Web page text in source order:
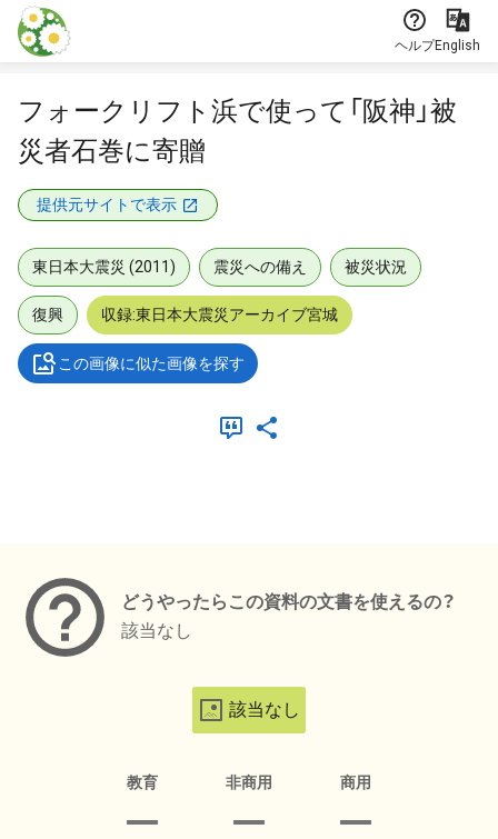
本文に飛ぶ
ヘルプEnglish
フォークリフト浜で使って「阪神」被
災者石巻に寄贈
提供元サイトで表示
東日本大震災 (2011) 震災への備え 被災状況
復興 収録:東日本大震災アーカイブ宮城
この画像に似た画像を探す
どうやったらこの資料の文書を使えるの？
該当なし
該当なし
教育 非商用 商用